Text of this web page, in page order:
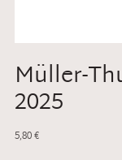
Müller-
2025
5,80€